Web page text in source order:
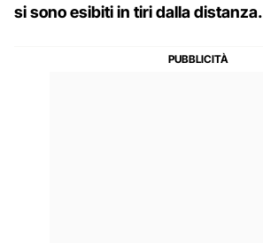
si sono esibiti in tiri dalla distanza.